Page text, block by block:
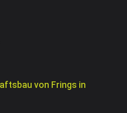
von Frings in